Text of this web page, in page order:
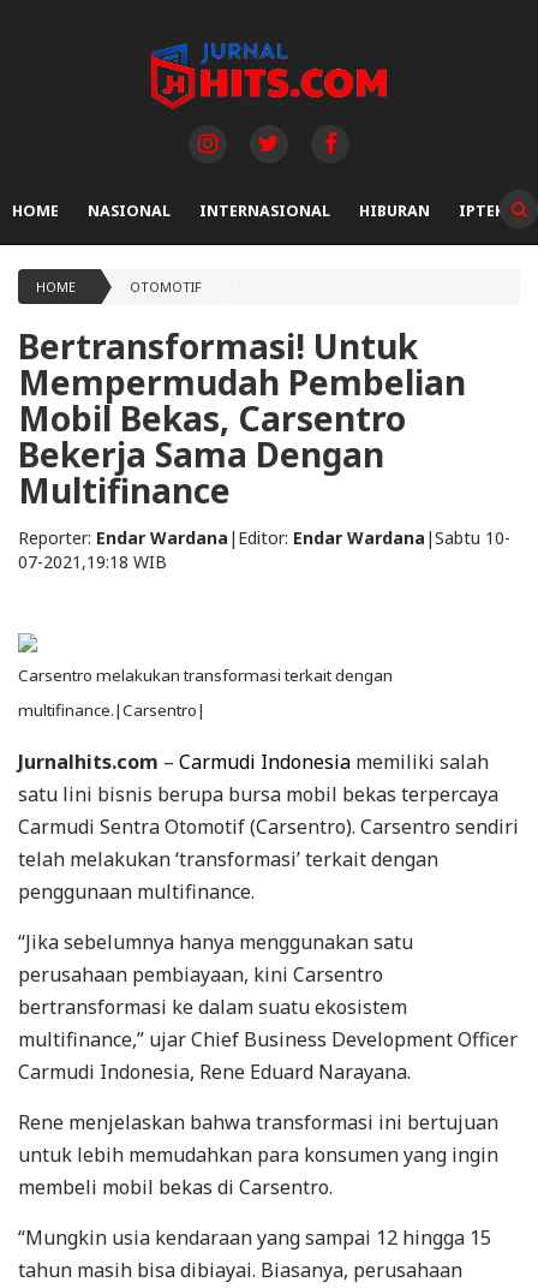
HOME NASIONAL INTERNASIONAL HIBURAN IPTEK
HOME OTOMOTIF
Bertransformasi! Untuk
Mempermudah Pembelian
Mobil Bekas, Carsentro
Bekerja Sama Dengan
Multifinance
Reporter: Endar Wardana | Editor: Endar Wardana |Sabtu 10-
07-2021,19:18 WIB
Carsentro melakukan transformasi terkait dengan
multifinance.|Carsentro|
Jurnalhits.com – Carmudi Indonesia memiliki salah
satu lini bisnis berupa bursa mobil bekas terpercaya
Carmudi Sentra Otomotif (Carsentro). Carsentro sendiri
telah melakukan ‘transformasi’ terkait dengan
penggunaan multifinance.
“Jika sebelumnya hanya menggunakan satu
perusahaan pembiayaan, kini Carsentro
bertransformasi ke dalam suatu ekosistem
multifinance,” ujar Chief Business Development Officer
Carmudi Indonesia, Rene Eduard Narayana.
Rene menjelaskan bahwa transformasi ini bertujuan
untuk lebih memudahkan para konsumen yang ingin
membeli mobil bekas di Carsentro.
“Mungkin usia kendaraan yang sampai 12 hingga 15
tahun masih bisa dibiayai. Biasanya, perusahaan